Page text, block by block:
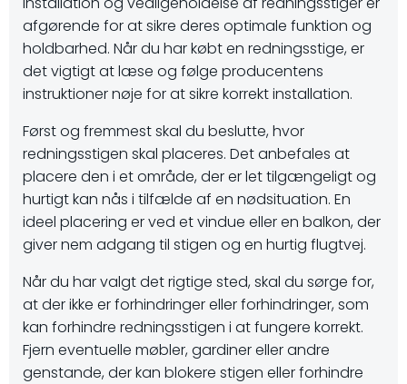
afgørende for at sikre deres optimale funktion og
holdbarhed. Når du har købt en redningsstige, er
det vigtigt at læse og følge producentens
instruktioner nøje for at sikre korrekt installation.
Først og fremmest skal du beslutte, hvor
redningsstigen skal placeres. Det anbefales at
placere den i et område, der er let tilgængeligt og
hurtigt kan nås i tilfælde af en nødsituation. En
ideel placering er ved et vindue eller en balkon, der
giver nem adgang til stigen og en hurtig flugtvej.
Når du har valgt det rigtige sted, skal du sørge for,
at der ikke er forhindringer eller forhindringer, som
kan forhindre redningsstigen i at fungere korrekt.
Fjern eventuelle møbler, gardiner eller andre
genstande, der kan blokere stigen eller forhindre